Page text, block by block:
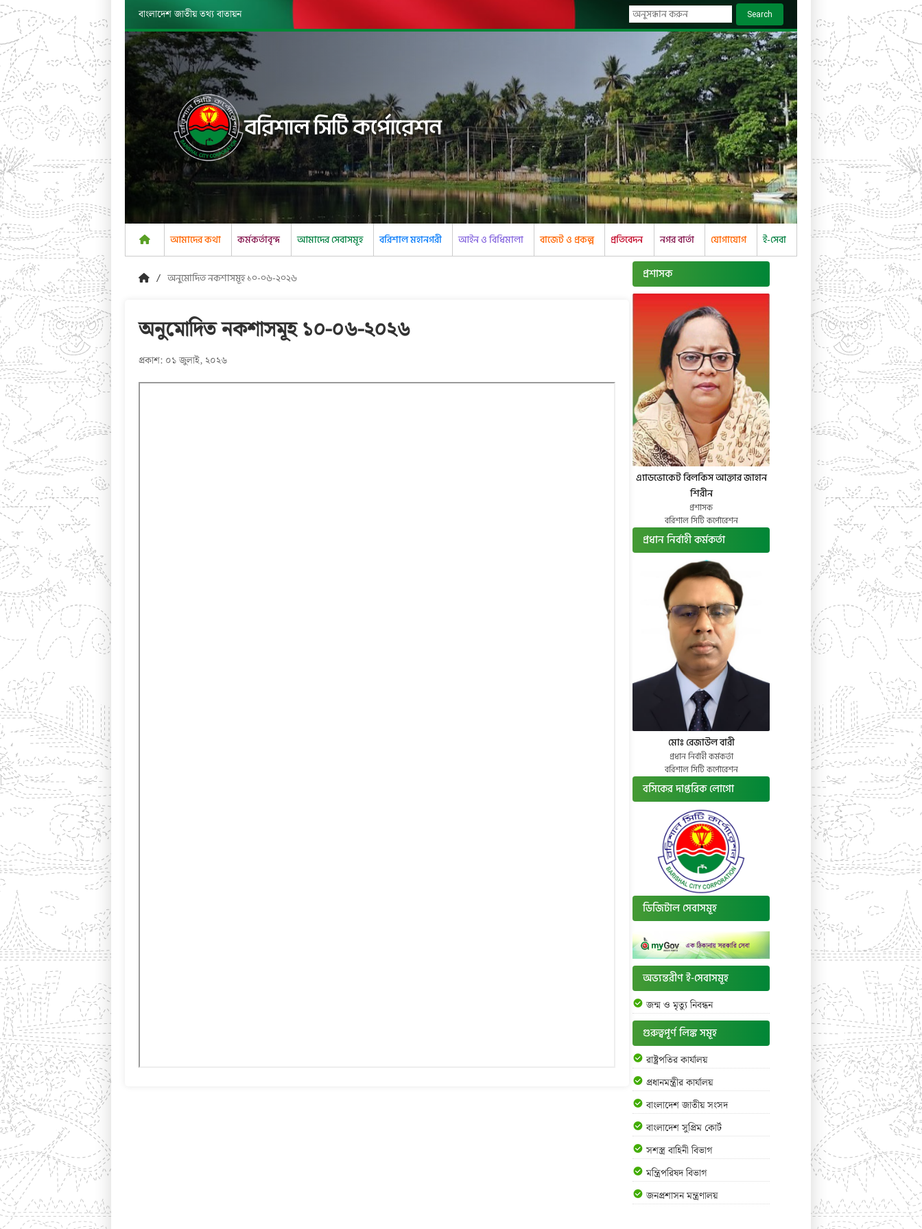
বাংলাদেশ জাতীয় তথ্য বাতায়ন Search
বরিশাল সিটি কর্পোরেশন
আমাদের কথা কর্মকর্তাবৃন্দ আমাদের সেবাসমূহ বরিশাল মহানগরী আইন ও বিধিমালা বাজেট ও প্রকল্প প্রতিবেদন নগর বার্তা যোগাযোগ ই-সেবা
অনুমোদিত নকশাসমূহ ১০-০৬-২০২৬
অনুমোদিত নকশাসমূহ ১০-০৬-২০২৬
প্রকাশ: ০১ জুলাই, ২০২৬
প্রশাসক
এ্যাডভোকেট বিলকিস আক্তার জাহান
শিরীন
প্রশাসক
বরিশাল সিটি কর্পোরেশন
প্রধান নির্বাহী কর্মকর্তা
মোঃ রেজাউল বারী
প্রধান নির্বাহী কর্মকর্তা
বরিশাল সিটি কর্পোরেশন
বসিকের দাপ্তরিক লোগো
ডিজিটাল সেবাসমূহ
অভ্যন্তরীণ ই-সেবাসমূহ
জন্ম ও মৃত্যু নিবন্ধন
গুরুত্বপূর্ণ লিঙ্ক সমূহ
রাষ্ট্রপতির কার্যালয়
প্রধানমন্ত্রীর কার্যালয়
বাংলাদেশ জাতীয় সংসদ
বাংলাদেশ সুপ্রিম কোর্ট
সশস্ত্র বাহিনী বিভাগ
মন্ত্রিপরিষদ বিভাগ
জনপ্রশাসন মন্ত্রণালয়